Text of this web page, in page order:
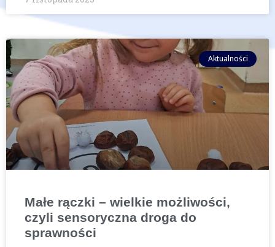
Aktualności
Małe rączki – wielkie możliwości,
czyli sensoryczna droga do
sprawności